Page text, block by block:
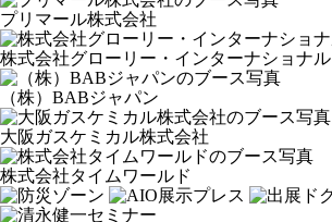
プリマール株式会社
株式会社グローリー・インターナショナル
（株）BABジャパン
大阪ガスケミカル株式会社
株式会社タイムワールド